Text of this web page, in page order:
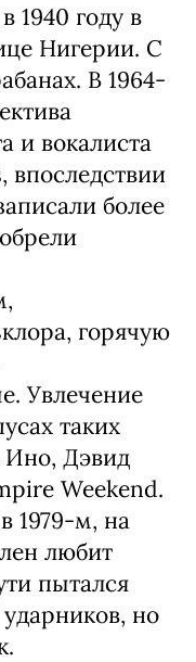
1940 году в
Нигерии. С
В 1964-
и вокалиста
более
горячую
Увлечение
таких
Ино, Дэвид
Weekend.
1979-м, на
любит
пытался
но